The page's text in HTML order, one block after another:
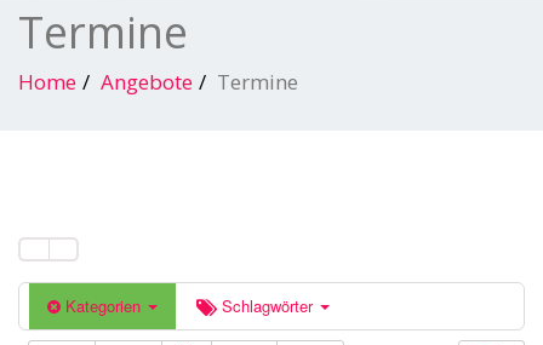
Termine
Home Angebote Termine
Kategorien Schlagwörter